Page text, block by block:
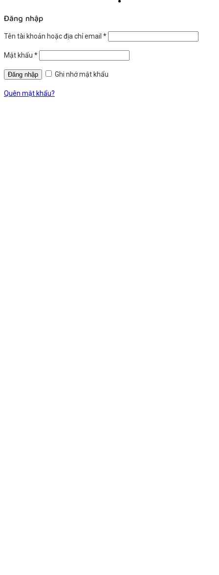
Đăng nhập
Tên tài khoản hoặc địa chỉ email *
Mật khẩu *
Ghi nhớ mật khẩu
Quên mật khẩu?